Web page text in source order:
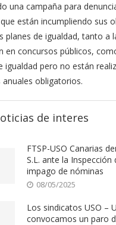
una campaña para
están incumpliendo sus
planes de igualdad, tanto a
en concursos públicos,
igualdad pero no están
obligatorios.
de interes
FTSP-USO Canarias
S.L. ante la
impago de nóminas
08/05/2025
Los sindicatos USO –
convocamos un paro